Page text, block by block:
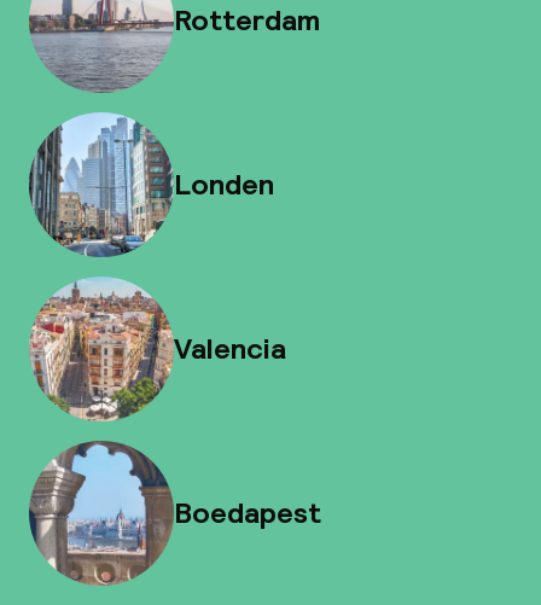
Rotterdam
Londen
Valencia
Boedapest